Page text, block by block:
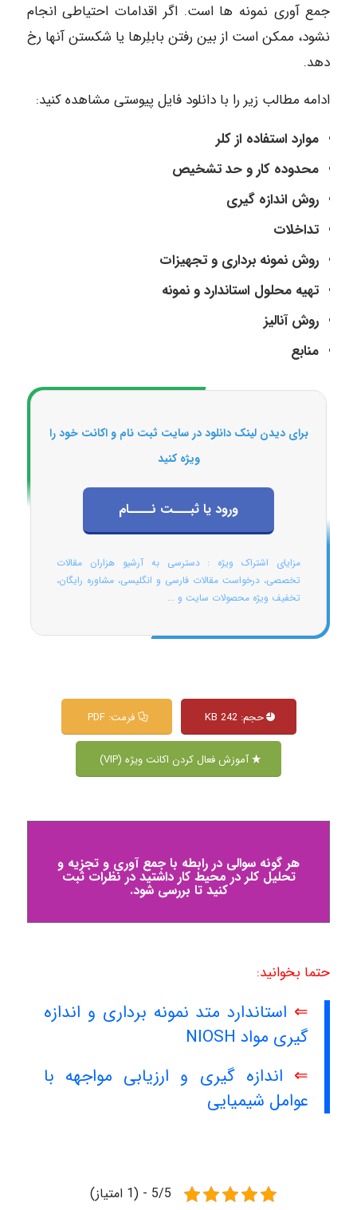
جمع ­آوری نمونه ­ها است. اگر اقدامات احتیاطی انجام
نشود، ممکن است از بین رفتن بابلِرها یا شکستن آن­ها رخ
دهد.
ادامه مطالب زیر را با دانلود فایل پیوستی مشاهده کنید:
موارد استفاده از کلر
محدوده کار و حد تشخیص
روش اندازه گیری
تداخلات
روش نمونه برداری و تجهیزات
تهیه محلول استاندارد و نمونه
روش آنالیز
منابع
برای دیدن لینک دانلود در سایت ثبت نام و اکانت خود را
ویژه کنید
ورود یا ثبـــت نــــام
مزایای اشتراک ویژه : دسترسی به آرشیو هزاران مقالات
تخصصی، درخواست مقالات فارسی و انگلیسی، مشاوره رایگان،
تخفیف ویژه محصولات سایت و ...
حجم: 242 KB فرمت: PDF
آموزش فعال کردن اکانت ویژه (VIP)
هر گونه سوالی در رابطه با جمع آوری و تجزیه و
تحلیل کلر در محیط کار داشتید در نظرات ثبت
کنید تا بررسی شود.
حتما بخوانید:
⇐ استاندارد متد نمونه برداری و اندازه
گیری مواد NIOSH
⇐ اندازه گیری و ارزیابی مواجهه با
عوامل شیمیایی
5/5 - (1 امتیاز)